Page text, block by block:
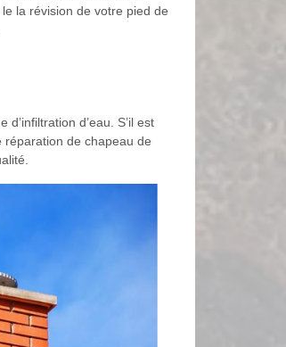
la révision de votre pied de
d’eau. S’il est
réparation de chapeau de